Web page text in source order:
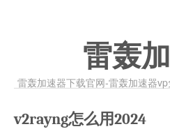
雷轰
雷轰加速器下载官网-雷轰加速器
v2rayng怎么用2024